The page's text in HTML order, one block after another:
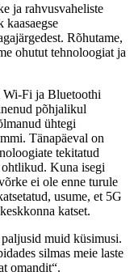
ja rahvusvaheliste
Rõhutame,
ohutut tehnoloogiat ja
Wi-Fi ja Bluetoothi
põhjalikul
ühtegi
Tänapäeval on
tekitatud
Kuna isegi
ei ole enne turule
usume, et 5G
katset.
muid küsimusi.
silmas meie laste
omandit“.